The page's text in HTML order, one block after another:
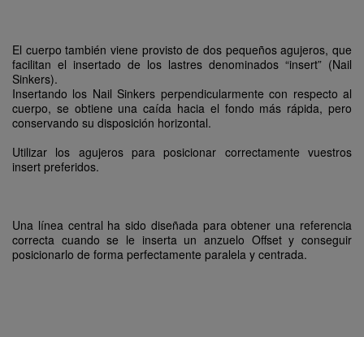
El cuerpo también viene provisto de dos pequeños agujeros, que
facilitan el insertado de los lastres denominados “insert” (Nail
Sinkers).
Insertando los Nail Sinkers perpendicularmente con respecto al
cuerpo, se obtiene una caída hacia el fondo más rápida, pero
conservando su disposición horizontal.
Utilizar los agujeros para posicionar correctamente vuestros
insert preferidos.
Una línea central ha sido diseñada para obtener una referencia
correcta cuando se le inserta un anzuelo Offset y conseguir
posicionarlo de forma perfectamente paralela y centrada.